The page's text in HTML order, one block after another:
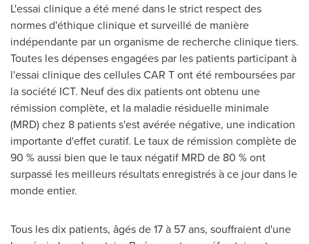
L'essai clinique a été mené dans le strict respect des
normes d'éthique clinique et surveillé de manière
indépendante par un organisme de recherche clinique tiers.
Toutes les dépenses engagées par les patients participant à
l'essai clinique des cellules CAR T ont été remboursées par
la société ICT. Neuf des dix patients ont obtenu une
rémission complète, et la maladie résiduelle minimale
(MRD) chez 8 patients s'est avérée négative, une indication
importante d'effet curatif. Le taux de rémission complète de
90 % aussi bien que le taux négatif MRD de 80 % ont
surpassé les meilleurs résultats enregistrés à ce jour dans le
monde entier.
Tous les dix patients, âgés de 17 à 57 ans, souffraient d'une